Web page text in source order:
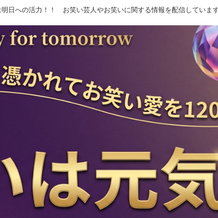
明日への活力！！ お笑い芸人やお笑いに関する情報を配信してい